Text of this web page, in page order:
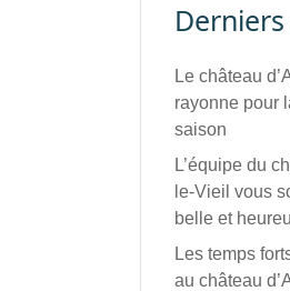
Le château
rayonne pour
saison
L’équipe du
le-Vieil vous
belle et
Les temps
au château